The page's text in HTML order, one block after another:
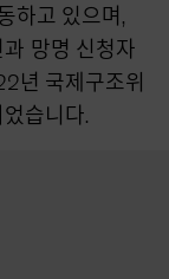
하고 있으며,
망명 신청자
년 국제구조위
습니다.